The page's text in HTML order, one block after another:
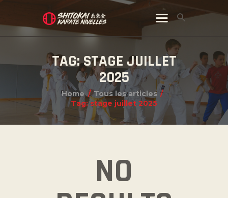
TAG: STAGE JUILLET
2025
Home
Tous les articles
Tag: stage juillet 2025
NO